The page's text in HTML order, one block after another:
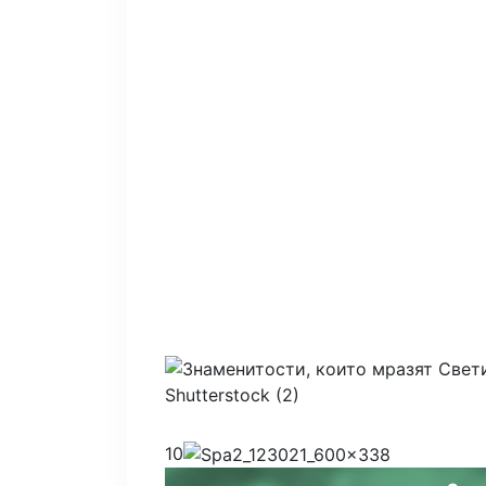
Shutterstock (2)
10